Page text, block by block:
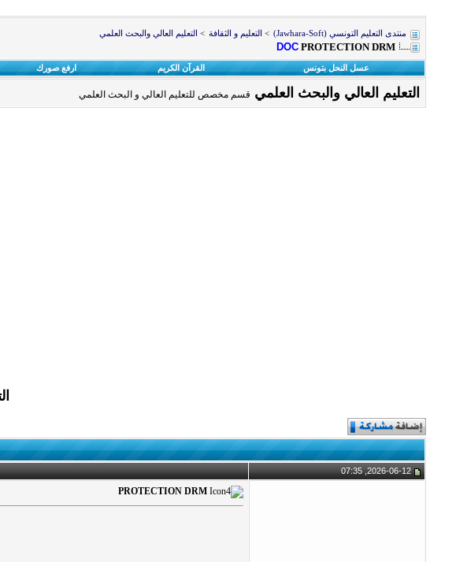
منتدى التعليم التونسي (Jawhara-Soft) > التعليم و الثقافة > التعليم العالي والبحث العلمي
DOC PROTECTION DRM
عسل النحل بتونس القرآن الكريم ارفع صورك
التعليم العالي والبحث العلمي قسم مخصص للتعليم العالي و البحث العلمي
2026-06-12, 07:35
PROTECTION DRM